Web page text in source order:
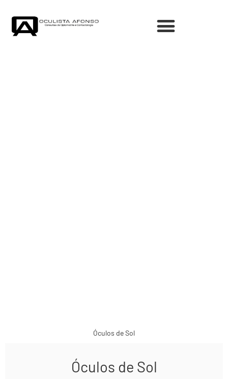
Óculos de Sol
Óculos de Sol